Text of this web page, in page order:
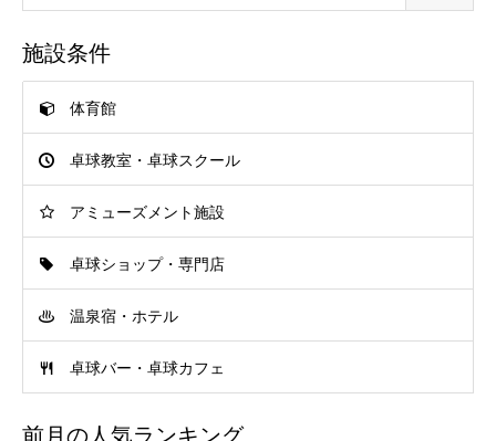
施設条件
体育館
卓球教室・卓球スクール
アミューズメント施設
卓球ショップ・専門店
温泉宿・ホテル
卓球バー・卓球カフェ
前月の人気ランキング